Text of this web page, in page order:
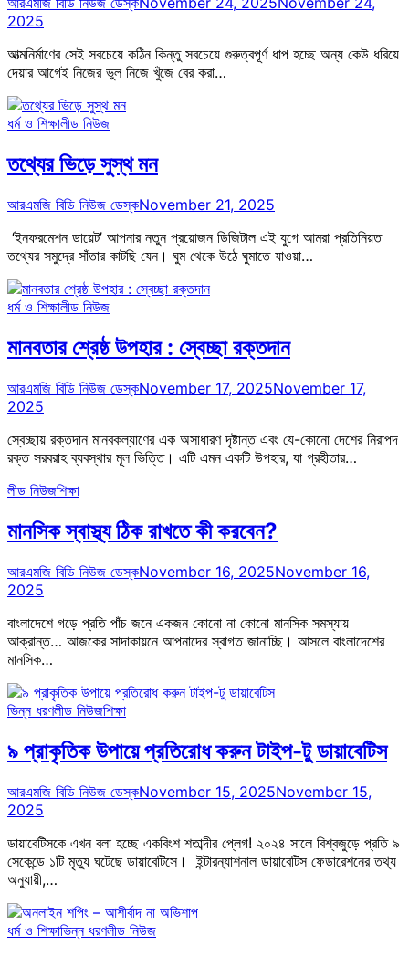
2025
আত্মনির্মাণের সেই সবচেয়ে কঠিন কিন্তু সবচেয়ে গুরুত্বপূর্ণ ধাপ হচ্ছে অন্য কেউ ধরিয়ে
দেয়ার আগেই নিজের ভুল নিজে খুঁজে বের করা…
ধর্ম ও শিক্ষালীড নিউজ
তথ্যের ভিড়ে সুস্থ মন
আরএমজি বিডি নিউজ ডেস্কNovember 21, 2025
‘ইনফরমেশন ডায়েট’ আপনার নতুন প্রয়োজন ডিজিটাল এই যুগে আমরা প্রতিনিয়ত
তথ্যের সমুদ্রে সাঁতার কাটছি যেন। ঘুম থেকে উঠে ঘুমাতে যাওয়া…
ধর্ম ও শিক্ষালীড নিউজ
মানবতার শ্রেষ্ঠ উপহার : স্বেচ্ছা রক্তদান
আরএমজি বিডি নিউজ ডেস্কNovember 17, 2025November 17,
2025
স্বেচ্ছায় রক্তদান মানবকল্যাণের এক অসাধারণ দৃষ্টান্ত এবং যে-কোনো দেশের নিরাপদ
রক্ত সরবরাহ ব্যবস্থার মূল ভিত্তি। এটি এমন একটি উপহার, যা গ্রহীতার…
লীড নিউজশিক্ষা
মানসিক স্বাস্থ্য ঠিক রাখতে কী করবেন?
আরএমজি বিডি নিউজ ডেস্কNovember 16, 2025November 16,
2025
বাংলাদেশে গড়ে প্রতি পাঁচ জনে একজন কোনো না কোনো মানসিক সমস্যায়
আক্রান্ত… আজকের সাদাকায়নে আপনাদের স্বাগত জানাচ্ছি। আসলে বাংলাদেশের
মানসিক…
ভিন্ন ধরণলীড নিউজশিক্ষা
৯ প্রাকৃতিক উপায়ে প্রতিরোধ করুন টাইপ-টু ডায়াবেটিস
আরএমজি বিডি নিউজ ডেস্কNovember 15, 2025November 15,
2025
ডায়াবেটিসকে এখন বলা হচ্ছে একবিংশ শতাব্দীর প্লেগ! ২০২৪ সালে বিশ্বজুড়ে প্রতি ৯
সেকেন্ডে ১টি মৃত্যু ঘটেছে ডায়াবেটিসে। ইন্টারন্যাশনাল ডায়াবেটিস ফেডারেশনের তথ্য
অনুযায়ী,…
ধর্ম ও শিক্ষাভিন্ন ধরণলীড নিউজ